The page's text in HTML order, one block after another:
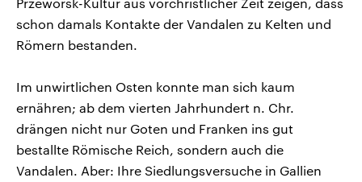
schon damals Kontakte der Vandalen zu Kelten und
Römern bestanden.
Im unwirtlichen Osten konnte man sich kaum
ernähren; ab dem vierten Jahrhundert n. Chr.
drängen nicht nur Goten und Franken ins gut
bestallte Römische Reich, sondern auch die
Vandalen. Aber: Ihre Siedlungsversuche in Gallien